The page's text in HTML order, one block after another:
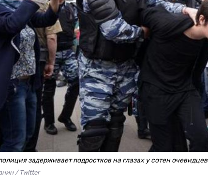
задерживает подростков на глазах у сотен очевидцев
/ Twitter